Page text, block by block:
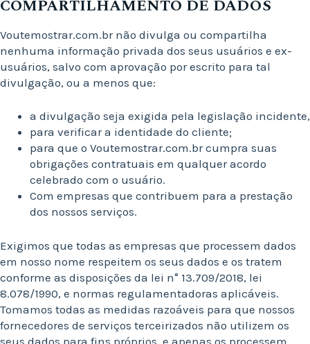
COMPARTILHAMENTO DE DADOS
Voutemostrar.com.br não divulga ou compartilha
nenhuma informação privada dos seus usuários e ex-
usuários, salvo com aprovação por escrito para tal
divulgação, ou a menos que:
a divulgação seja exigida pela legislação incidente,
para verificar a identidade do cliente;
para que o Voutemostrar.com.br cumpra suas
obrigações contratuais em qualquer acordo
celebrado com o usuário.
Com empresas que contribuem para a prestação
dos nossos serviços.
Exigimos que todas as empresas que processem dados
em nosso nome respeitem os seus dados e os tratem
conforme as disposições da lei n° 13.709/2018, lei
8.078/1990, e normas regulamentadoras aplicáveis.
Tomamos todas as medidas razoáveis para que nossos
fornecedores de serviços terceirizados não utilizem os
seus dados para fins próprios, e apenas os processem